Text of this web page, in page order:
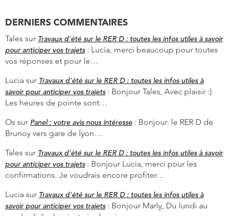
DERNIERS COMMENTAIRES
Tales sur Travaux d’été sur le RER D : toutes les infos utiles à savoir
pour anticiper vos trajets : Lucia, merci beaucoup pour toutes
vos réponses et pour le…
Lucia sur Travaux d’été sur le RER D : toutes les infos utiles à
savoir pour anticiper vos trajets : Bonjour Tales, Avec plaisir :)
Les heures de pointe sont…
Os sur Panel : votre avis nous intéresse : Bonjour. le RER D de
Brunoy vers gare de lyon…
Tales sur Travaux d’été sur le RER D : toutes les infos utiles à savoir
pour anticiper vos trajets : Bonjour Lucia, merci pour les
confirmations. Je voudrais encore profiter…
Lucia sur Travaux d’été sur le RER D : toutes les infos utiles à
savoir pour anticiper vos trajets : Bonjour Marly, Du lundi au